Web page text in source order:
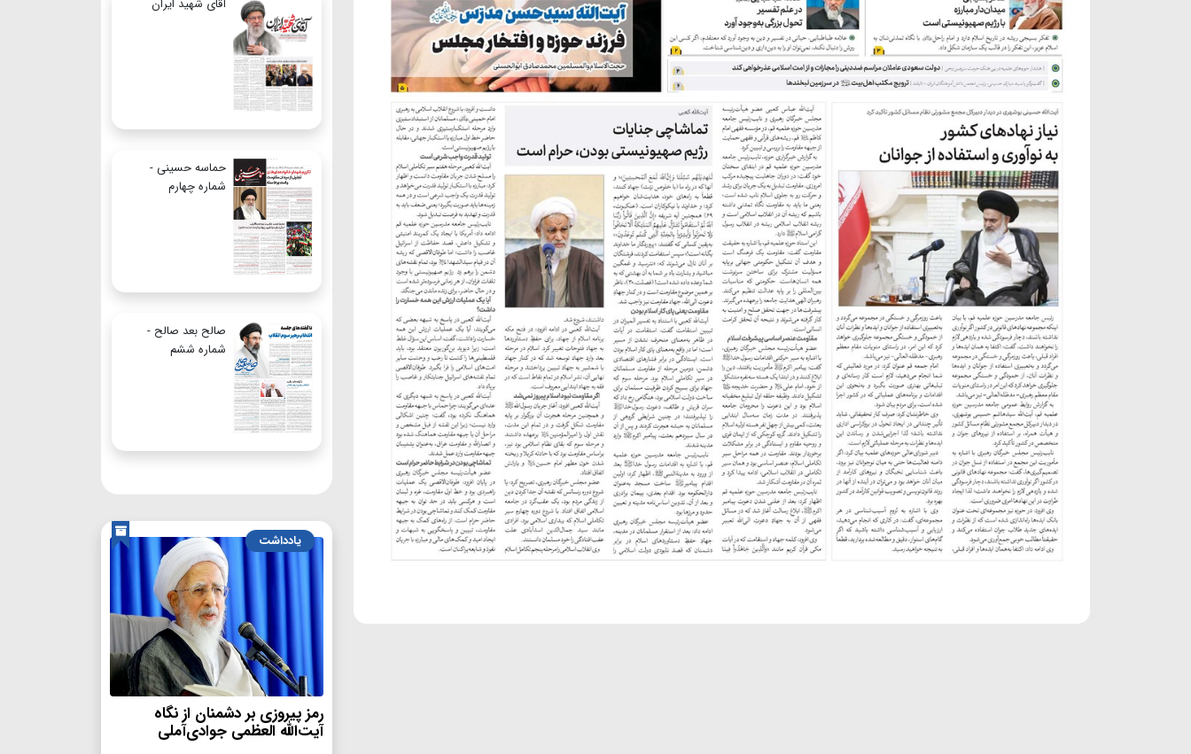
آقای شهید ایران
حماسه حسینی -
شماره چهارم
صالح بعد صالح -
شماره ششم
یادداشت
رمز پیروزی بر دشمنان از نگاه
آیت‌الله العظمی جوادی‌آملی